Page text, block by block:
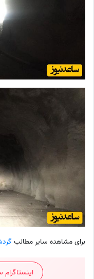
برای مشاهده سایر مطالب
اینستاگرام